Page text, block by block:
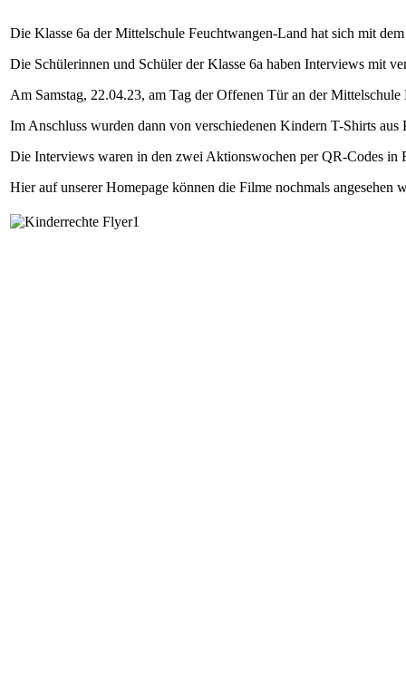
Die Klasse 6a der Mittelschule Feuchtwangen-Land hat sich mit
Die Schülerinnen und Schüler der Klasse 6a haben Interviews mit
Am Samstag, 22.04.23, am Tag der Offenen Tür an der
Im Anschluss wurden dann von verschiedenen Kindern T-Shirts aus
Die Interviews waren in den zwei Aktionswochen per QR-Codes in
Hier auf unserer Homepage können die Filme nochmals angesehen